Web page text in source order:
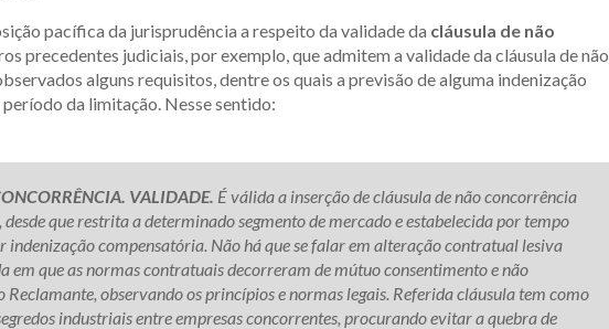
pacífica da jurisprudência a respeito da validade da cláusula de não
precedentes judiciais, por exemplo, que admitem a validade da cláusula de não
alguns requisitos, dentre os quais a previsão de alguma indenização
da limitação. Nesse sentido:
VALIDADE. É válida a inserção de cláusula de não concorrência
que restrita a determinado segmento de mercado e estabelecida por tempo
indenização compensatória. Não há que se falar em alteração contratual lesiva
em que as normas contratuais decorreram de mútuo consentimento e não
observando os princípios e normas legais. Referida cláusula tem como
industriais entre empresas concorrentes, procurando evitar a quebra de